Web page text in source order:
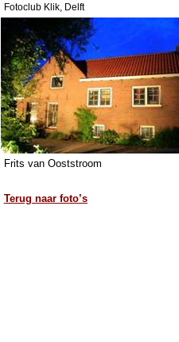
Terug naar foto’s
Frits van Ooststroom
Fotoclub Klik, Delft